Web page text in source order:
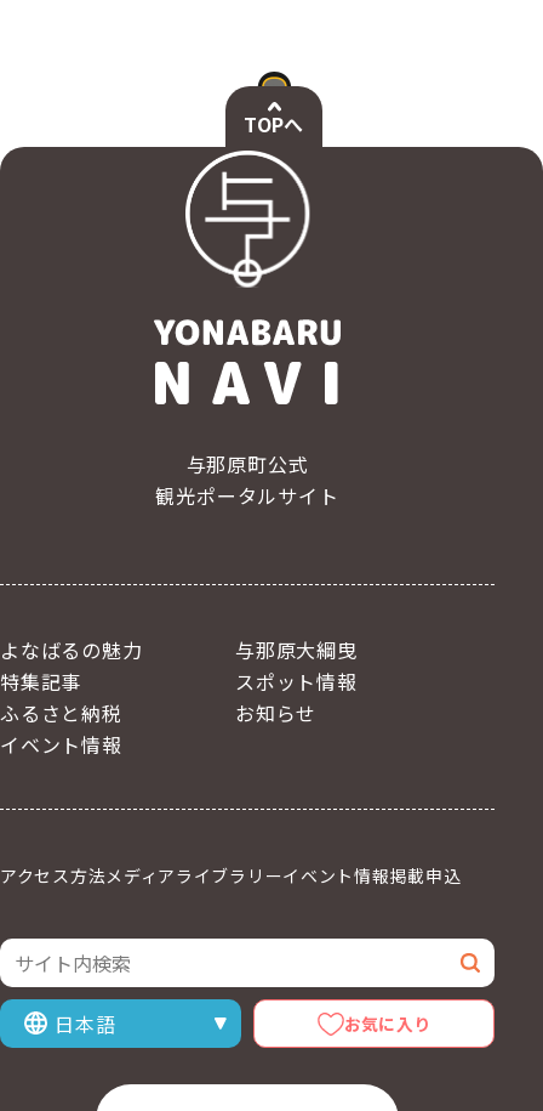
TOPへ
与那原町公式
観光ポータルサイト
よなばるの魅力
与那原大綱曳
特集記事
スポット情報
ふるさと納税
お知らせ
イベント情報
アクセス方法メディアライブラリーイベント情報掲載申込
サイト内検索
検索
表示言語を選択 お気に入り